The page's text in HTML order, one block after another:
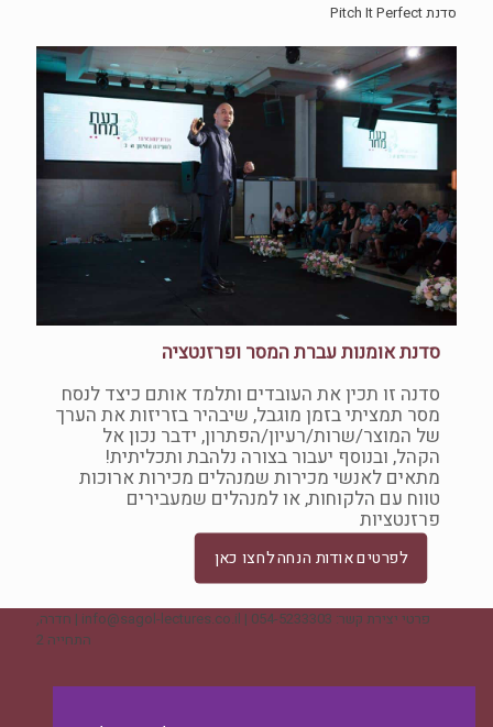
סדנת Pitch It Perfect
סדנת אומנות עברת המסר ופרזנטציה
סדנה זו תכין את העובדים ותלמד אותם כיצד לנסח
מסר תמציתי בזמן מוגבל, שיבהיר בזריזות את הערך
של המוצר/שרות/רעיון/הפתרון, ידבר נכון אל
הקהל, ובנוסף יעבור בצורה נלהבת ותכליתית!
מתאים לאנשי מכירות שמנהלים מכירות ארוכות
טווח עם הלקוחות, או למנהלים שמעבירים
פרזנטציות
לפרטים אודות הנחה לחצו כאן
פרטי יצירת קשר: 054-5233303 | info@sagol-lectures.co.il | חדרה,
התחייה 2